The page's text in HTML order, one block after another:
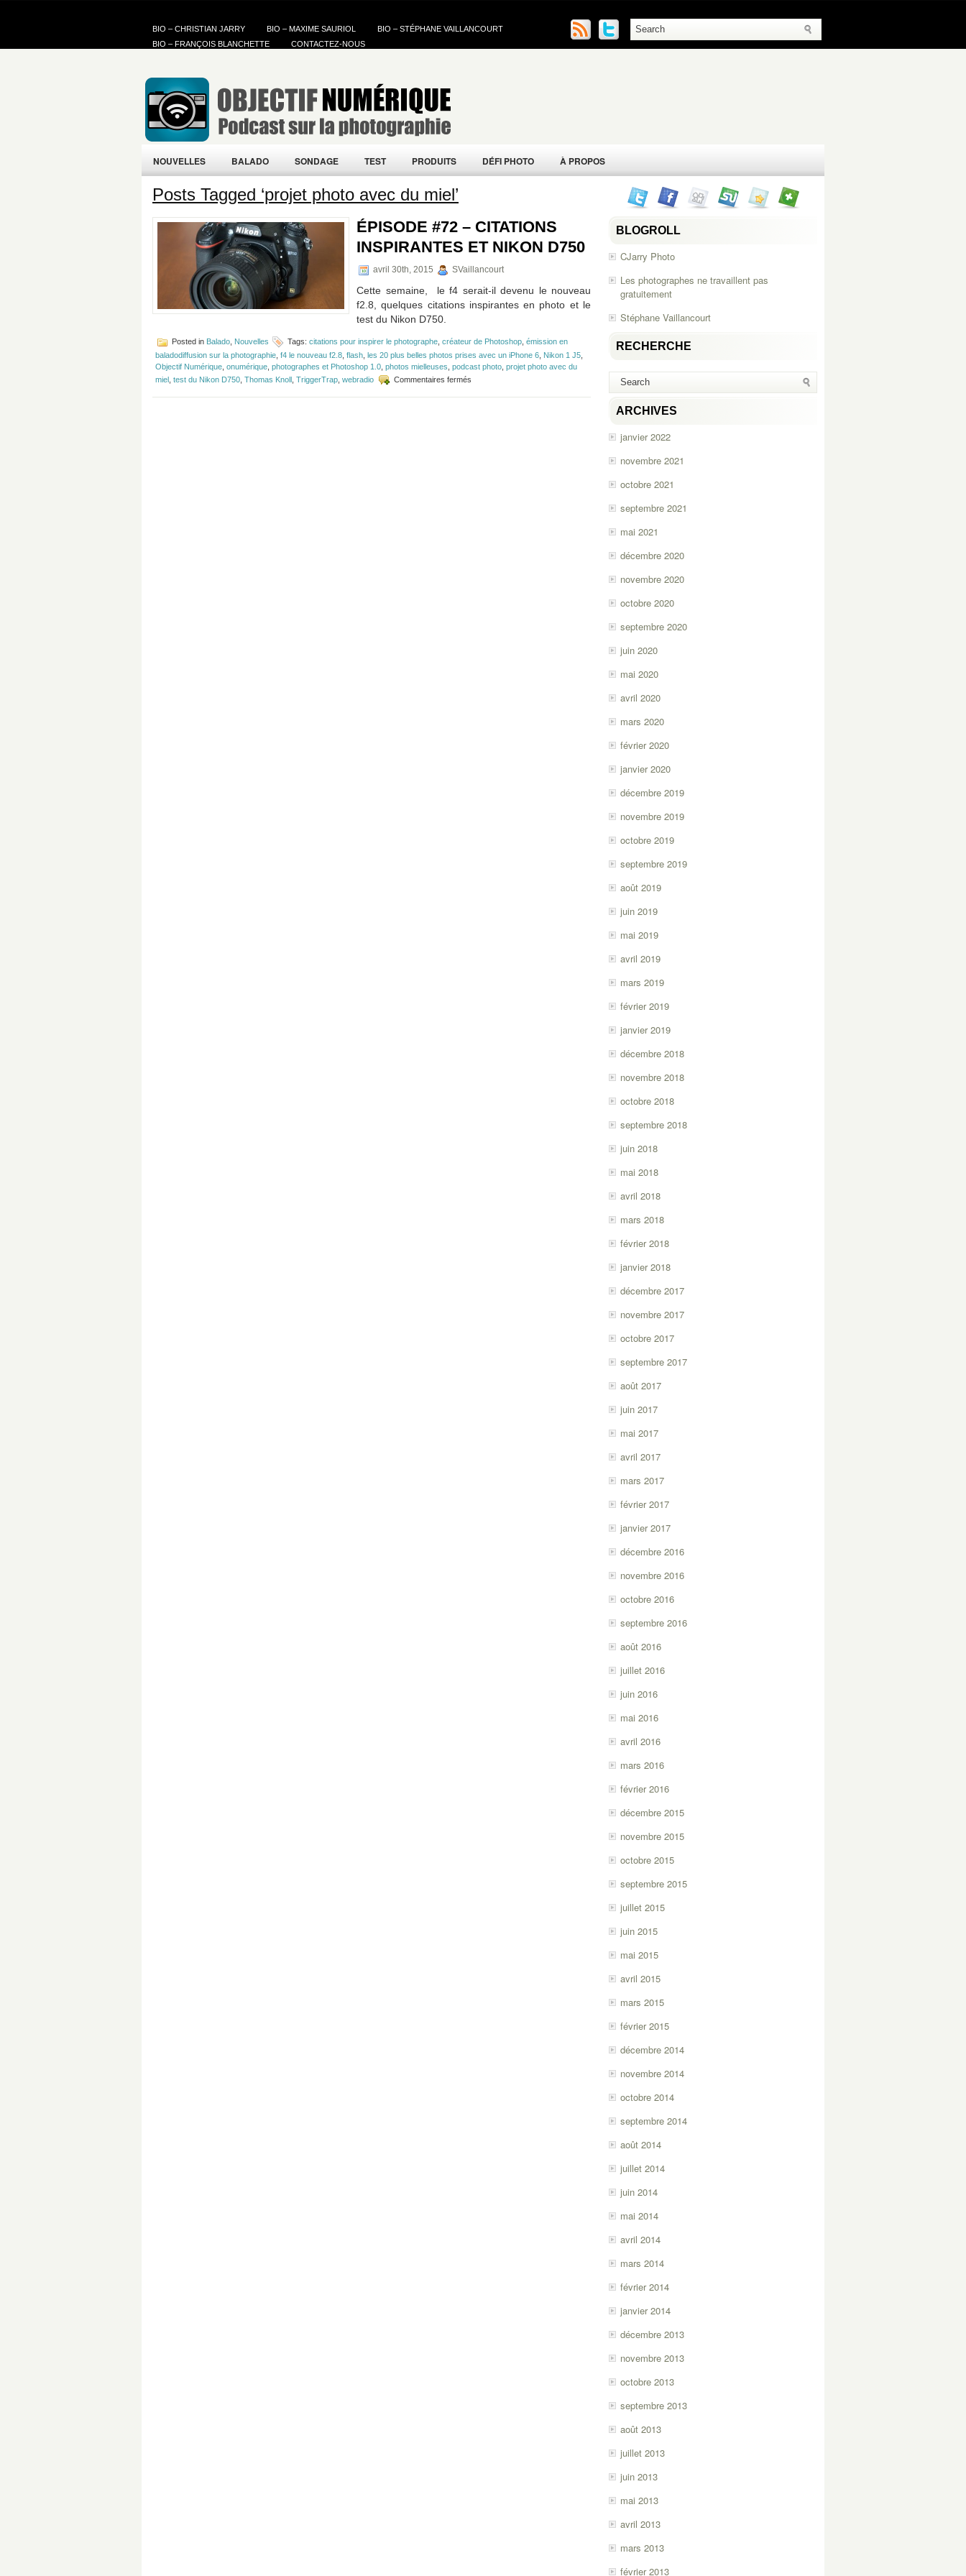
BIO – CHRISTIAN JARRY BIO – MAXIME SAURIOL
BIO – STÉPHANE VAILLANCOURT
BIO – FRANÇOIS BLANCHETTE
CONTACTEZ-NOUS
NOUVELLES BALADO SONDAGE TEST PRODUITS DÉFI PHOTO À PROPOS
Posts Tagged ‘projet photo avec du miel’
ÉPISODE #72 – CITATIONS
INSPIRANTES ET NIKON D750
avril 30th, 2015 SVaillancourt
Cette semaine, le f4 serait-il devenu le nouveau
f2.8, quelques citations inspirantes en photo et le
test du Nikon D750.
Posted in Balado Nouvelles Tags: citations pour inspirer le photographe créateur de Photoshop émission en
baladodiffusion sur la photographie f4 le nouveau f2.8 flash les 20 plus belles photos prises avec un iPhone 6 Nikon 1 J5
Objectif Numérique onumérique photographes et Photoshop 1.0 photos mielleuses podcast photo projet photo avec du
miel test du Nikon D750 Thomas Knoll TriggerTrap webradio Commentaires fermés
#72
BLOGROLL
CJarry Photo
Les photographes ne travaillent pas
gratuitement
Stéphane Vaillancourt
RECHERCHE
ARCHIVES
janvier 2022
novembre 2021
octobre 2021
septembre 2021
mai 2021
décembre 2020
novembre 2020
octobre 2020
septembre 2020
juin 2020
mai 2020
avril 2020
mars 2020
février 2020
janvier 2020
décembre 2019
novembre 2019
octobre 2019
septembre 2019
août 2019
juin 2019
mai 2019
avril 2019
mars 2019
février 2019
janvier 2019
décembre 2018
novembre 2018
octobre 2018
septembre 2018
juin 2018
mai 2018
avril 2018
mars 2018
février 2018
janvier 2018
décembre 2017
novembre 2017
octobre 2017
septembre 2017
août 2017
juin 2017
mai 2017
avril 2017
mars 2017
février 2017
janvier 2017
décembre 2016
novembre 2016
octobre 2016
septembre 2016
août 2016
juillet 2016
juin 2016
mai 2016
avril 2016
mars 2016
février 2016
décembre 2015
novembre 2015
octobre 2015
septembre 2015
juillet 2015
juin 2015
mai 2015
avril 2015
mars 2015
février 2015
décembre 2014
novembre 2014
octobre 2014
septembre 2014
août 2014
juillet 2014
juin 2014
mai 2014
avril 2014
mars 2014
février 2014
janvier 2014
décembre 2013
novembre 2013
octobre 2013
septembre 2013
août 2013
juillet 2013
juin 2013
mai 2013
avril 2013
mars 2013
février 2013